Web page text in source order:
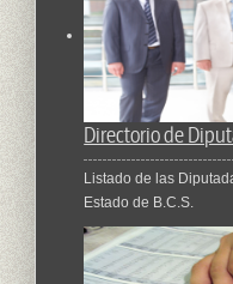
Directorio de
Listado de las
Estado de B.C.S.